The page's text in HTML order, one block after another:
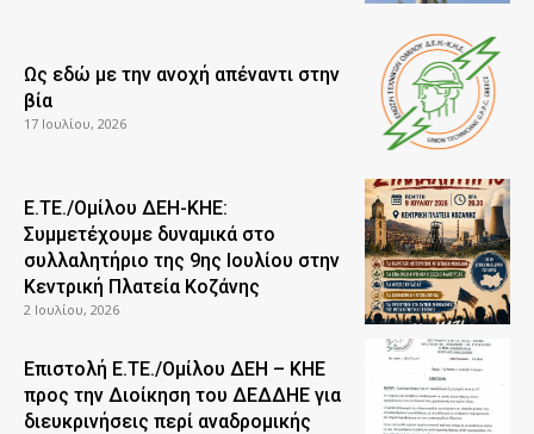
Ως εδώ με την ανοχή απέναντι στην
βία
17 Ιουλίου, 2026
Ε.ΤΕ./Ομίλου ΔΕΗ-ΚΗΕ:
Συμμετέχουμε δυναμικά στο
συλλαλητήριο της 9ης Ιουλίου στην
Κεντρική Πλατεία Κοζάνης
2 Ιουλίου, 2026
Επιστολή Ε.ΤΕ./Ομίλου ΔΕΗ – ΚΗΕ
προς την Διοίκηση του ΔΕΔΔΗΕ για
διευκρινήσεις περί αναδρομικής